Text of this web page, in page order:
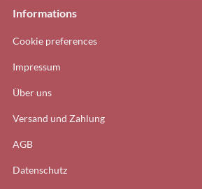
Informations
Cookie preferences
Impressum
Über uns
Versand und Zahlung
AGB
Datenschutz